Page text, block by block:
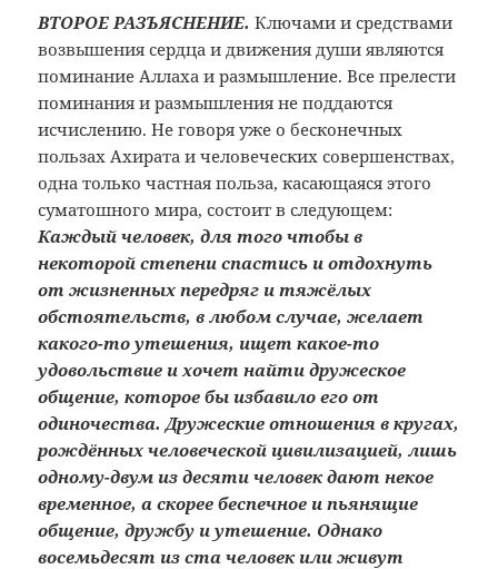
ВТОРОЕ РАЗЪЯСНЕНИЕ.Ключами и средствами
возвышения сердца и движения души являются
поминание Аллаха и размышление. Все прелести
поминания и размышления не поддаются
исчислению. Не говоря уже о бесконечных
пользах Ахирата и человеческих совершенствах,
одна только частная польза, касающаяся этого
суматошного мира, состоит в следующем:
Каждый человек, для того чтобы в
некоторой степени спастись и отдохнуть
от жизненных передряг и тяжёлых
обстоятельств, в любом случае, желает
какого-то утешения, ищет какое-то
удовольствие и хочет найти дружеское
общение, которое бы избавило его от
одиночества. Дружеские отношения в кругах,
рождённых человеческой цивилизацией, лишь
одному-двум из десяти человек дают некое
временное, а скорее беспечное и пьянящие
общение, дружбу и утешение. Однако
восемьдесят из ста человек или живут